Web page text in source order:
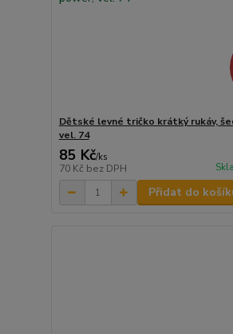
Dětské levné tričko krátký rukáv,
vel. 74
85 Kč/ks
70 Kč bez DPH
Přidat do